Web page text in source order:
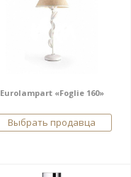
Eurolampart «Foglie 160»
Выбрать продавца